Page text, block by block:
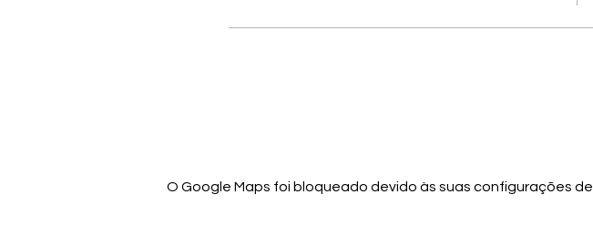
O Google Maps foi bloqueado devido às suas configurações